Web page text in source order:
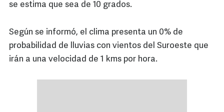
se estima que sea de 10 grados.
Según se informó, el clima presenta un 0% de
probabilidad de lluvias con vientos del Suroeste que
irán a una velocidad de 1 kms por hora.